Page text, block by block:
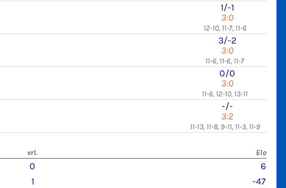
1/-1
3:0
12-10, 11-7, 11-6
3/-2
3:0
11-6, 11-6, 11-7
0/0
3:0
11-6, 12-10, 13-11
-/-
3:2
11-13, 11-8, 9-11, 11-3, 11-9
vrl. Elo
0
6
1 -47